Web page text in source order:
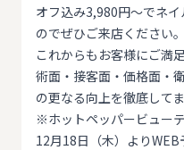
オフ込み3,980円～でネ
のでぜひご来店ください。
これからもお客様にご満
術面・接客面・価格面・
の更なる向上を徹底してま
※ホットペッパービュー
12月18日（木）よりWEB